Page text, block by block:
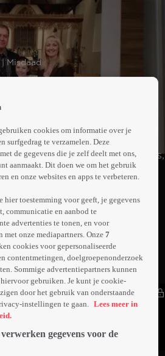
Misdaad
Britse familiedrama's,
die het dichtst bij de
nooit eerder vertoonde
en politiecamerabeelden
gewone relaties
daden van geweld.
Meer
info
cookies om informatie over je
surfgedrag te verzamelen. Deze
de gegevens die je zelf deelt met ons,
aanmaakt. Dit doen we om het gebruik
en onze websites en apps te verbeteren.
hier toestemming voor geeft, je gegevens
communicatie en aanbod te
advertenties te tonen, en voor
met onze mediapartners. Onze7
cookies voor gepersonaliseerde
contentmetingen, doelgroepenonderzoek
Sommige advertentiepartners kunnen
gebruiken. Je kunt je cookie-
door het gebruik van onderstaande
instellingen te gaan.
Lees meer in
gegevens voor de